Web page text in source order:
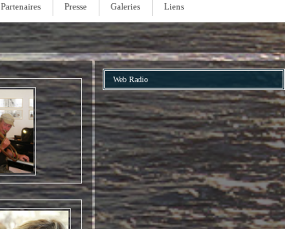
Partenaires Presse Galeries Liens
Web Radio